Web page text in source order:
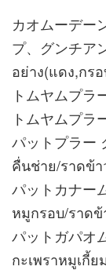
カオムーデー
プ、グンチア
อย่าง(แดง,กร
トムヤムプ
トムヤムプ
パットプラー
คื่นช่าย/ราดข้า
パットカナー
หมูกรอบ/ราดข้
パットガパオ
กะเพราหมูเกี้